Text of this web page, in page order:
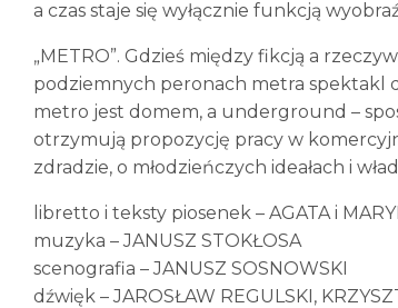
a czas staje się wyłącznie funkcją
„METRO”. Gdzieś między fikcją a
podziemnych peronach metra spektakl
metro jest domem, a underground –
otrzymują propozycję pracy w
zdradzie, o młodzieńczych ideałach i
libretto i teksty piosenek – AGATA i
muzyka – JANUSZ STOKŁOSA
scenografia – JANUSZ SOSNOWSKI
dźwięk – JAROSŁAW REGULSKI,